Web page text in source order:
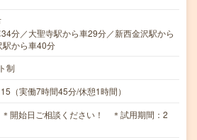
分／大聖寺駅から車29分／新西金沢駅から
から車40分
制
（実働7時間45分/休憩1時間）
開始日ご相談ください！ ＊試用期間：2